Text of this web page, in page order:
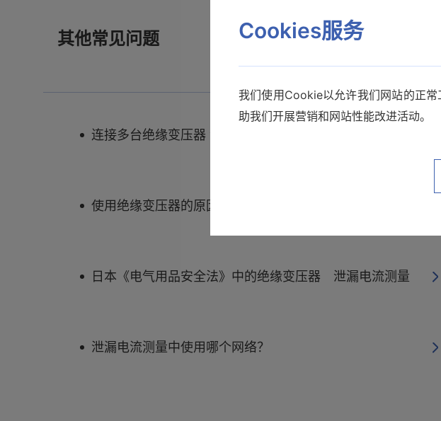
其他常见问题
连接多台绝缘变压器 泄露电流测试仪
使用绝缘变压器的原因 ST5540
日本《电气用品安全法》中的绝缘变压器 泄漏电流测量
泄漏电流测量中使用哪个网络？
Cookies服务
我们使用Cookie以允许我们网站的正
助我们开展营销和网站性能改进活动。